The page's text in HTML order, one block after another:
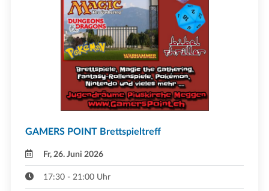
GAMERS POINT Brettspieltreff
Fr, 26. Juni 2026
17:30 - 21:00 Uhr